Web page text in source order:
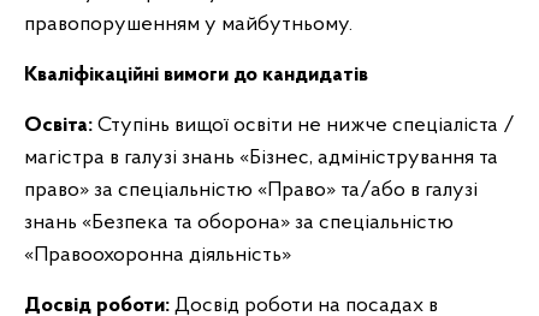
правопорушенням у майбутньому.
Кваліфікаційні вимоги до кандидатів
Освіта: Ступінь вищої освіти не нижче спеціаліста /
магістра в галузі знань «Бізнес, адміністрування та
право» за спеціальністю «Право» та/або в галузі
знань «Безпека та оборона» за спеціальністю
«Правоохоронна діяльність»
Досвід роботи: Досвід роботи на посадах в